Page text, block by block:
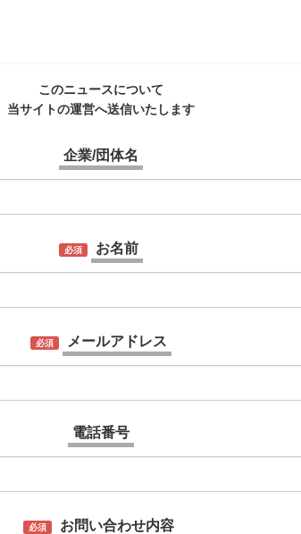
このニュースについて
当サイトの運営へ送信いたします
企業/団体名
必須 お名前
必須 メールアドレス
電話番号
必須 お問い合わせ内容